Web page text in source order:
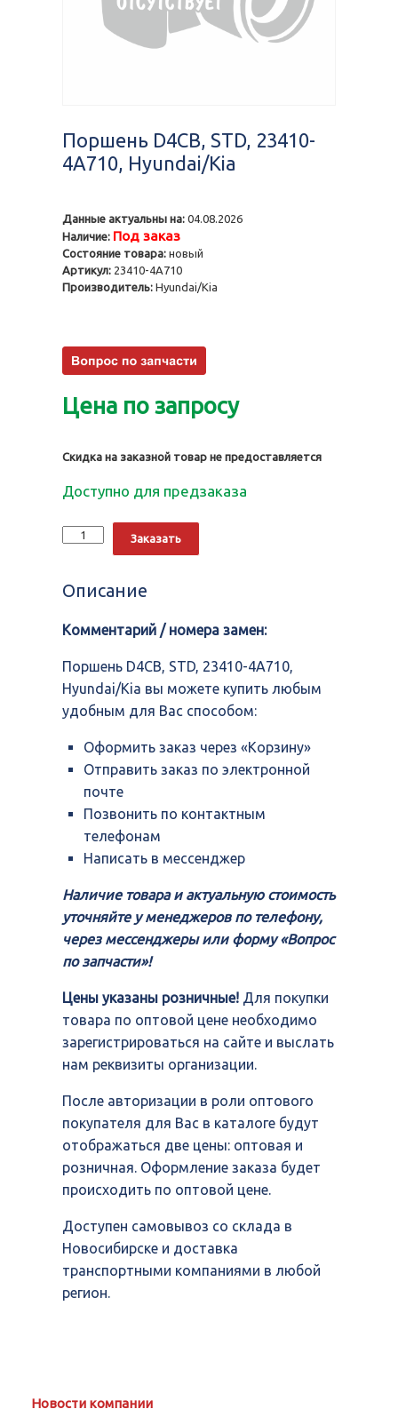
Поршень D4CB, STD, 23410-
4A710, Hyundai/Kia
Данные актуальны на: 04.08.2026
Наличие: Под заказ
Состояние товара: новый
Артикул: 23410-4A710
Производитель: Hyundai/Kia
Цена по запросу
Скидка на заказной товар не предоставляется
Доступно для предзаказа
Количество
Поршень
23410-
Hyundai/Kia
Заказать
Описание
Комментарий / номера замен:
Поршень D4CB, STD, 23410-4A710,
Hyundai/Kia вы можете купить любым
удобным для Вас способом:
Оформить заказ через «Корзину»
Отправить заказ по электронной
почте
Позвонить по контактным
телефонам
Написать в мессенджер
Наличие товара и актуальную стоимость
уточняйте у менеджеров по телефону,
через мессенджеры или форму «Вопрос
по запчасти»!
Цены указаны розничные! Для покупки
товара по оптовой цене необходимо
зарегистрироваться на сайте и выслать
нам реквизиты организации.
После авторизации в роли оптового
покупателя для Вас в каталоге будут
отображаться две цены: оптовая и
розничная. Оформление заказа будет
происходить по оптовой цене.
Доступен самовывоз со склада в
Новосибирске и доставка
транспортными компаниями в любой
регион.
Новости компании